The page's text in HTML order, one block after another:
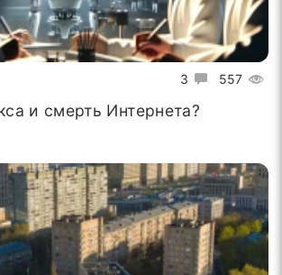
3 557
и смерть Интернета?